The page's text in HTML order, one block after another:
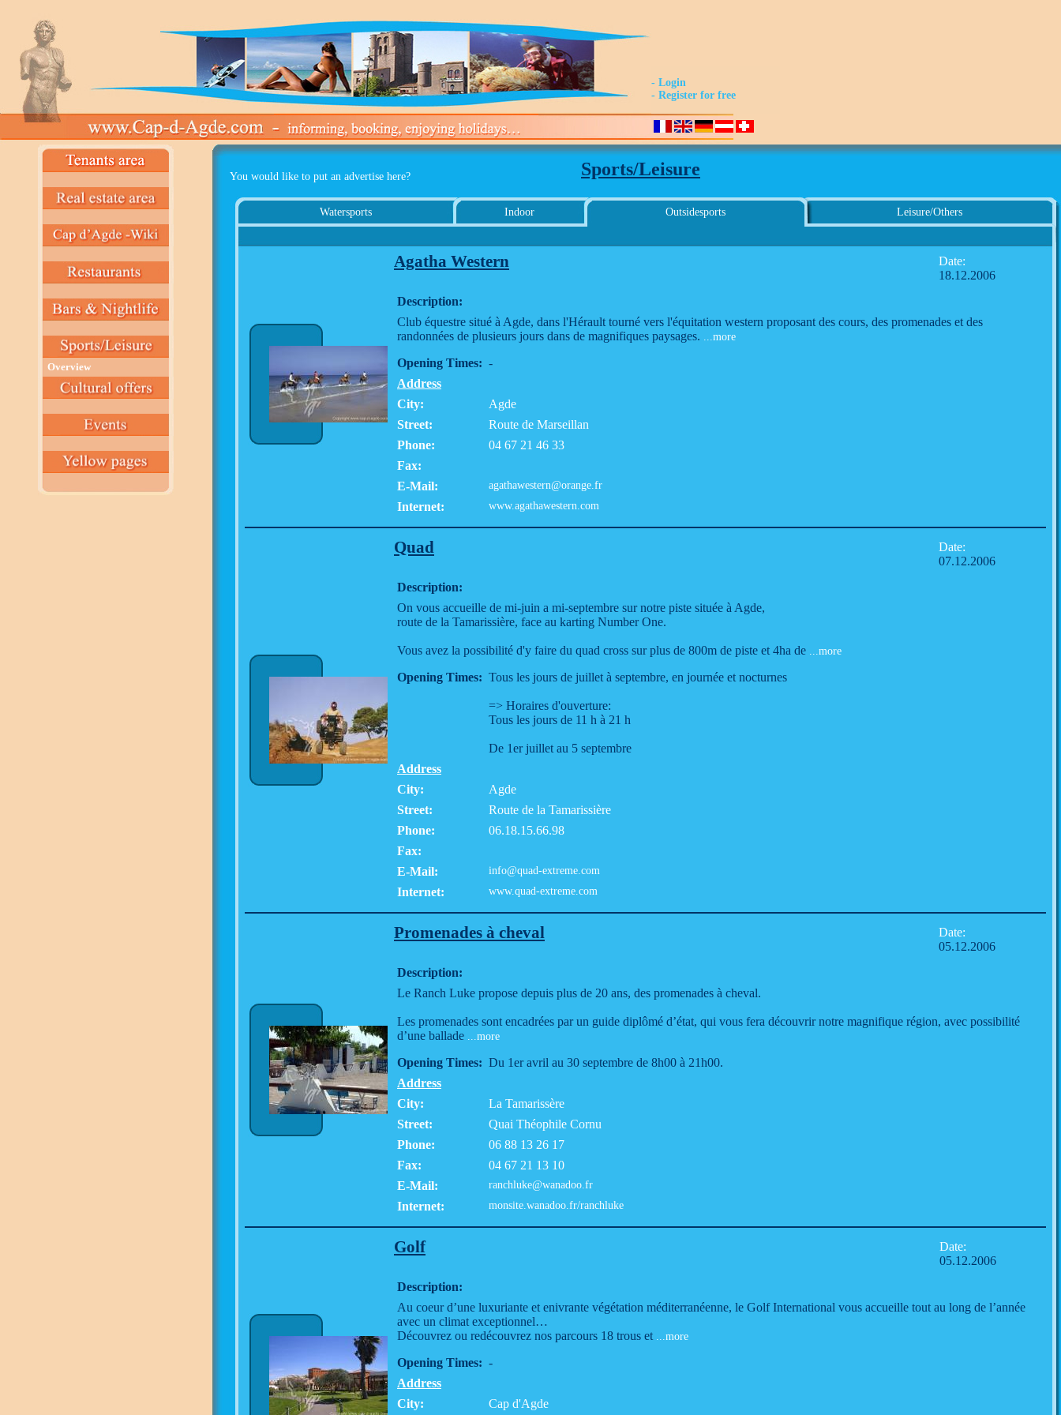
- Login
- Register for free
Overview
You would like to put an advertise here? Sports/Leisure
Watersports Indoor Outsidesports Leisure/Others
Agatha Western
Date:
18.12.2006
Description:
Club équestre situé à Agde, dans l'Hérault tourné vers l'équitation western proposant des cours, des promenades et des
randonnées de plusieurs jours dans de magnifiques paysages. ...more
Opening Times: -
Address
City:
Agde
Street:
Route de Marseillan
Phone:
04 67 21 46 33
Fax:
E-Mail:
agathawestern@orange.fr
Internet: www.agathawestern.com
Quad
Date:
07.12.2006
Description:
On vous accueille de mi-juin a mi-septembre sur notre piste située à Agde,
route de la Tamarissière, face au karting Number One.
Vous avez la possibilité d'y faire du quad cross sur plus de 800m de piste et 4ha de ...more
Opening Times: Tous les jours de juillet à septembre, en journée et nocturnes
=> Horaires d'ouverture:
Tous les jours de 11 h à 21 h
De 1er juillet au 5 septembre
Address
City:
Agde
Street:
Route de la Tamarissière
Phone:
06.18.15.66.98
Fax:
E-Mail:
info@quad-extreme.com
Internet: www.quad-extreme.com
Promenades à cheval
Date:
05.12.2006
Description:
Le Ranch Luke propose depuis plus de 20 ans, des promenades à cheval.
Les promenades sont encadrées par un guide diplômé d’état, qui vous fera découvrir notre magnifique région, avec possibilité
d’une ballade ...more
Opening Times: Du 1er avril au 30 septembre de 8h00 à 21h00.
Address
City:
La Tamarissère
Street:
Quai Théophile Cornu
Phone:
06 88 13 26 17
Fax:
04 67 21 13 10
E-Mail:
ranchluke@wanadoo.fr
Internet: monsite.wanadoo.fr/ranchluke
Golf
Date:
05.12.2006
Description:
Au coeur d’une luxuriante et enivrante végétation méditerranéenne, le Golf International vous accueille tout au long de l’année
avec un climat exceptionnel…
Découvrez ou redécouvrez nos parcours 18 trous et...more
Opening Times: -
Address
City:
Cap d'Agde